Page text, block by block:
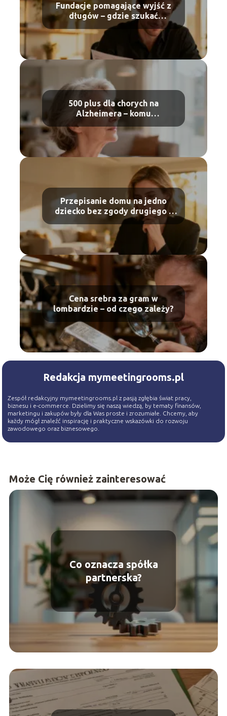
Fundacje pomagające wyjść z
długów – gdzie szukać
wsparcia?
500 plus dla chorych na
Alzheimera – komu
przysługuje?
Przepisanie domu na jedno
dziecko bez zgody drugiego –
czy to możliwe?
Cena srebra za gram w
lombardzie – od czego zależy?
Redakcja mymeetingrooms.pl
Zespół redakcyjny mymeetingrooms.pl z pasją zgłębia świat pracy,
biznesu i e-commerce. Dzielimy się naszą wiedzą, by tematy finansów,
marketingu i zakupów były dla Was proste i zrozumiałe. Chcemy, aby
każdy mógł znaleźć inspirację i praktyczne wskazówki do rozwoju
zawodowego oraz biznesowego.
Może Cię również zainteresować
Co oznacza spółka
partnerska?